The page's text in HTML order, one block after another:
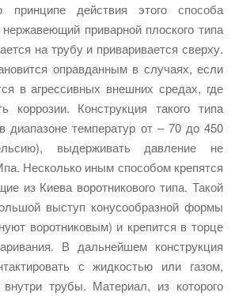
принципе действия этого способа
приварной плоского типа
на трубу и приваривается сверху.
оправданным в случаях, если
в агрессивных внешних средах, где
коррозии. Конструкция такого типа
диапазоне температур от – 70 до 450
выдерживать давление не
Несколько иным способом крепятся
из Киева воротникового типа. Такой
выступ конусообразной формы
воротниковым) и крепится в торце
В дальнейшем конструкция
с жидкостью или газом,
трубы. Материал, из которого